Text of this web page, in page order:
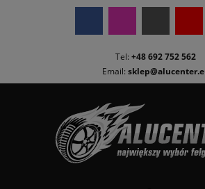
Tel: +48 692 752 562
Email: